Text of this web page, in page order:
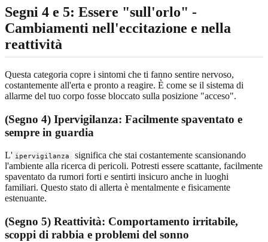
Segni 4 e 5: Essere "sull'orlo" -
Cambiamenti nell'eccitazione e nella
reattività
Questa categoria copre i sintomi che ti fanno sentire nervoso,
costantemente all'erta e pronto a reagire. È come se il sistema di
allarme del tuo corpo fosse bloccato sulla posizione "acceso".
(Segno 4) Ipervigilanza: Facilmente spaventato e
sempre in guardia
L' ipervigilanza
significa che stai costantemente scansionando
l'ambiente alla ricerca di pericoli. Potresti essere scattante, facilmente
spaventato da rumori forti e sentirti insicuro anche in luoghi
familiari. Questo stato di allerta è mentalmente e fisicamente
estenuante.
(Segno 5) Reattività: Comportamento irritabile,
scoppi di rabbia e problemi del sonno